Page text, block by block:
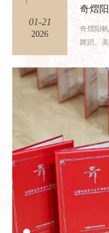
01-21
2026
奇熠
奇熠阳
舞蹈、